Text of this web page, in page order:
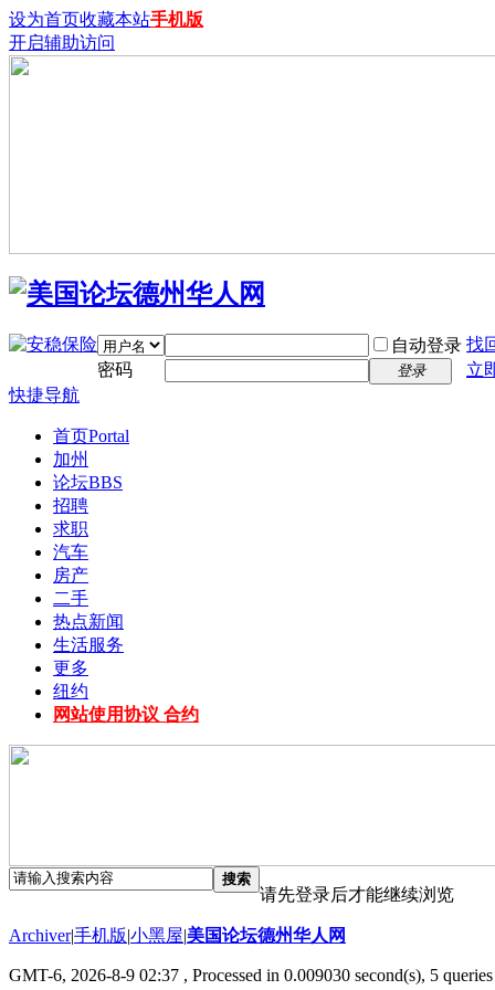
设为首页收藏本站手机版
开启辅助访问
自动登录 找
密码
登录
立
快捷导航
首页Portal
加州
论坛BBS
招聘
求职
汽车
房产
二手
热点新闻
生活服务
更多
纽约
网站使用协议 合约
搜索
请先登录后才能继续浏览
Archiver|手机版|小黑屋|美国论坛德州华人网
GMT-6, 2026-8-9 02:37 , Processed in 0.009030 second(s), 5